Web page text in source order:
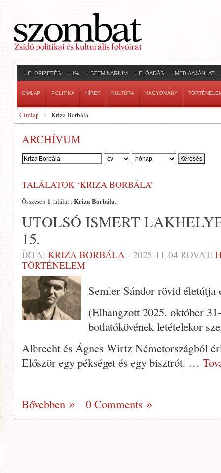
ELŐFIZETÉS 1% SZEMINÁRIUM ELŐADÁS MÉDIAAJÁNLAT
CÍMLAP POLITIKA HÍREK KULTÚRA HAGYOMÁNY
Címlap Kriza Borbála
ARCHÍVUM
Szerző:
TALÁLATOK ‘KRIZA BORBÁLA’
Összesen 1 találat : Kriza Borbála.
UTOLSÓ ISMERT
15.
ÍRTA: KRIZA BORBÁLA - 2025-11-04 ROVAT:
TÖRTÉNELEM
Semler Sándor rövid életútja
(Elhangzott 2025. október
botlatókövének letételekor
Albrecht és Ágnes Wirtz Németországból
Először egy pékséget és egy bisztrót, …
Bővebben 0 Comments